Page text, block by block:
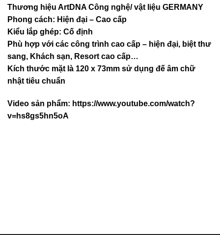
Thương hiệu ArtDNA Công nghệ/ vật liệu GERMANY
Phong cách: Hiện đại – Cao cấp
Kiểu lắp ghép: Cố định
Phù hợp với các công trình cao cấp – hiện đại, biệt thư
sang, Khách sạn, Resort cao cấp…
Kích thước mặt là 120 x 73mm sử dụng đế âm chữ
nhật tiêu chuẩn
Video sản phẩm: https://www.youtube.com/watch?
v=hs8gs5hn5oA